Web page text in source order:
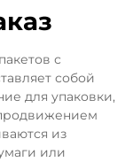
с
собой
для упаковки,
из
или